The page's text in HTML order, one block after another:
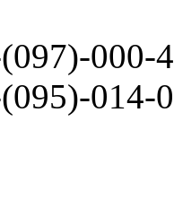
000-
014-